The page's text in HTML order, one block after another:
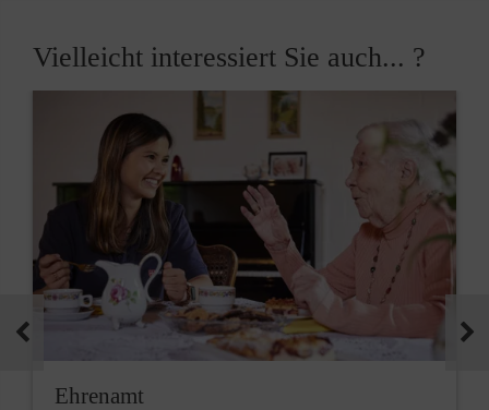
Vielleicht interessiert Sie auch... ?
Ehrenamt